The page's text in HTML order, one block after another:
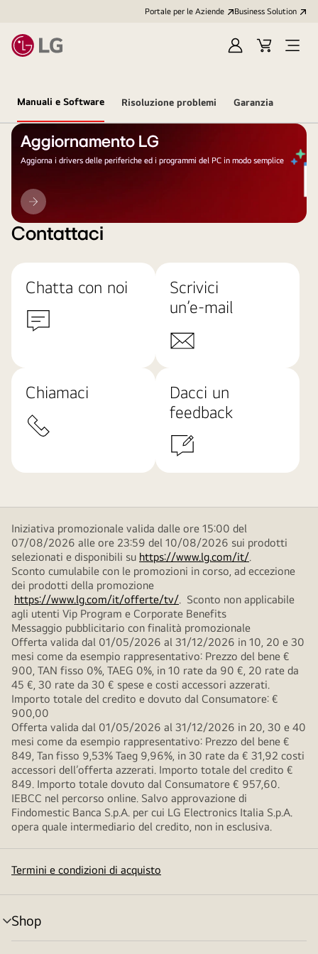
Portale per le Aziende Business Solution
AccediCart
Open
Manuali e Software Risoluzione problemi Garanzia
Aggiornamento LG
Aggiorna i drivers delle periferiche ed i programmi del PC in modo semplice
Aggiornamento
LG
Contattaci
Chatta con noi
Scrivici
un’e-mail
Chiamaci
Dacci un
feedback
Iniziativa promozionale valida dalle ore 15:00 del
07/08/2026 alle ore 23:59 del 10/08/2026 sui prodotti
selezionati e disponibili su https://www.lg.com/it/.
Sconto cumulabile con le promozioni in corso, ad eccezione
dei prodotti della promozione
https://www.lg.com/it/offerte/tv/. Sconto non applicabile
agli utenti Vip Program e Corporate Benefits
Messaggio pubblicitario con finalità promozionale
Offerta valida dal 01/05/2026 al 31/12/2026 in 10, 20 e 30
mesi come da esempio rappresentativo: Prezzo del bene €
900, TAN fisso 0%, TAEG 0%, in 10 rate da 90 €, 20 rate da
45 €, 30 rate da 30 € spese e costi accessori azzerati.
Importo totale del credito e dovuto dal Consumatore: €
900,00
Offerta valida dal 01/05/2026 al 31/12/2026 in 20, 30 e 40
mesi come da esempio rappresentativo: Prezzo del bene €
849, Tan fisso 9,53% Taeg 9,96%, in 30 rate da € 31,92 costi
accessori dell’offerta azzerati. Importo totale del credito €
849. Importo totale dovuto dal Consumatore € 957,60.
IEBCC nel percorso online. Salvo approvazione di
Findomestic Banca S.p.A. per cui LG Electronics Italia S.p.A.
opera quale intermediario del credito, non in esclusiva.
Termini e condizioni di acquisto
Shop
Attivazione
menu